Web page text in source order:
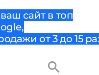
сайт в топ
от 3 до 15